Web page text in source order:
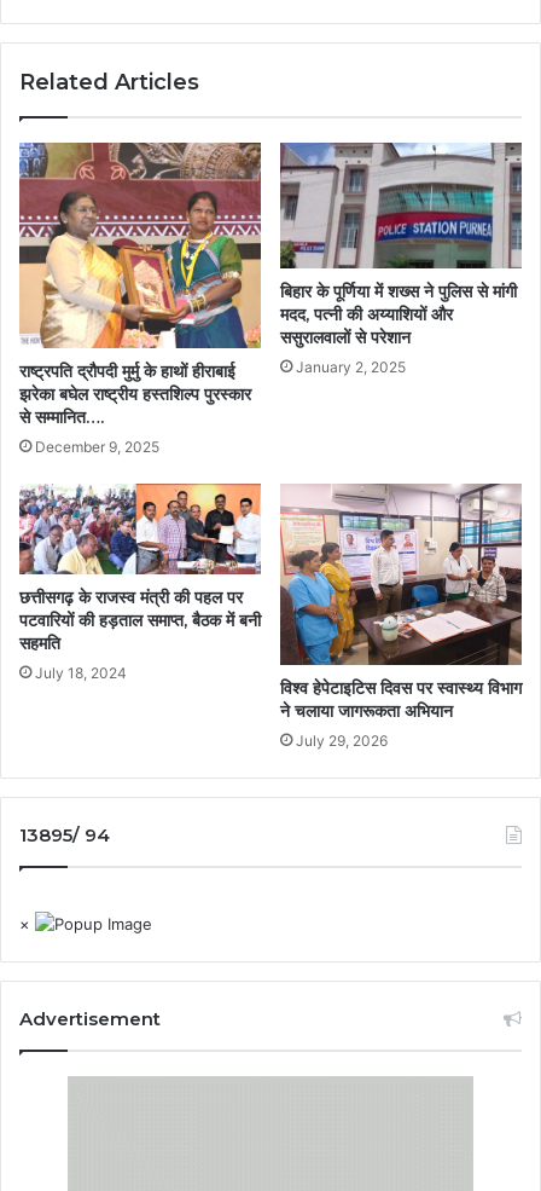
Related Articles
राष्ट्रपति द्रौपदी मुर्मु के हाथों हीराबाई
झरेका बघेल राष्ट्रीय हस्तशिल्प पुरस्कार
से सम्मानित….
December 9, 2025
बिहार के पूर्णिया में शख्स ने पुलिस से मांगी
मदद, पत्नी की अय्याशियों और
ससुरालवालों से परेशान
January 2, 2025
छत्तीसगढ़ के राजस्व मंत्री की पहल पर
पटवारियों की हड़ताल समाप्त, बैठक में बनी
सहमति
July 18, 2024
विश्व हेपेटाइटिस दिवस पर स्वास्थ्य विभाग
ने चलाया जागरूकता अभियान
July 29, 2026
13895/ 94
×
Advertisement